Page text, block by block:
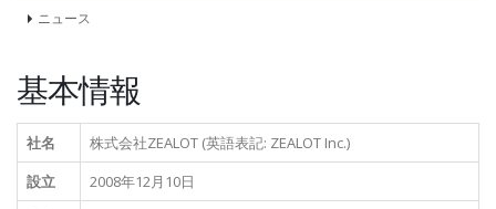
ニュース
基本情報
社名
株式会社ZEALOT (英語表記: ZEALOT Inc.)
設立
2008年12月10日